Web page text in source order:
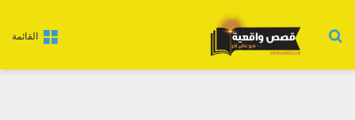
القائمة بحث عن